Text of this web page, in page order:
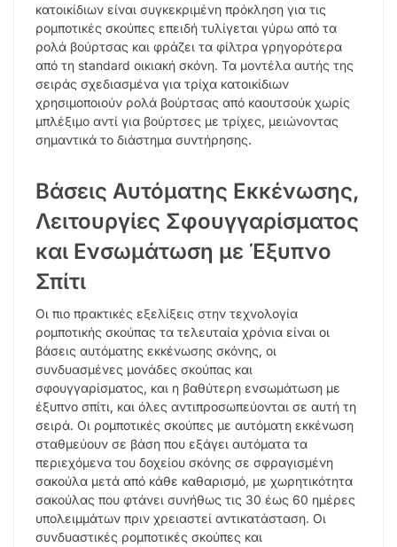
κατοικίδιων είναι συγκεκριμένη πρόκληση για τις
ρομποτικές σκούπες επειδή τυλίγεται γύρω από τα
ρολά βούρτσας και φράζει τα φίλτρα γρηγορότερα
από τη standard οικιακή σκόνη. Τα μοντέλα αυτής της
σειράς σχεδιασμένα για τρίχα κατοικίδιων
χρησιμοποιούν ρολά βούρτσας από καουτσούκ χωρίς
μπλέξιμο αντί για βούρτσες με τρίχες, μειώνοντας
σημαντικά το διάστημα συντήρησης.
Βάσεις Αυτόματης Εκκένωσης,
Λειτουργίες Σφουγγαρίσματος
και Ενσωμάτωση με Έξυπνο
Σπίτι
Οι πιο πρακτικές εξελίξεις στην τεχνολογία
ρομποτικής σκούπας τα τελευταία χρόνια είναι οι
βάσεις αυτόματης εκκένωσης σκόνης, οι
συνδυασμένες μονάδες σκούπας και
σφουγγαρίσματος, και η βαθύτερη ενσωμάτωση με
έξυπνο σπίτι, και όλες αντιπροσωπεύονται σε αυτή τη
σειρά. Οι ρομποτικές σκούπες με αυτόματη εκκένωση
σταθμεύουν σε βάση που εξάγει αυτόματα τα
περιεχόμενα του δοχείου σκόνης σε σφραγισμένη
σακούλα μετά από κάθε καθαρισμό, με χωρητικότητα
σακούλας που φτάνει συνήθως τις 30 έως 60 ημέρες
υπολειμμάτων πριν χρειαστεί αντικατάσταση. Οι
συνδυαστικές ρομποτικές σκούπες και